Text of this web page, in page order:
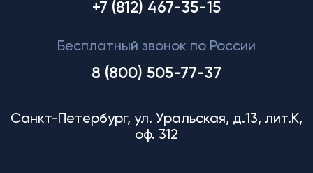
+7 (812) 467-35-15
Бесплатный звонок по России
8 (800) 505-77-37
Санкт-Петербург, ул. Уральская, д.13, лит.К,
оф. 312